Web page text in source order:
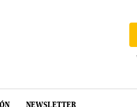
NEWSLETTER